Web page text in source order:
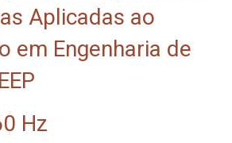
Aplicadas ao
em Engenharia de
Hz